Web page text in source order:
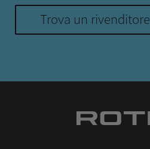
Trova un rivenditore